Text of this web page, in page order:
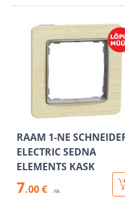
RAAM 1-NE
ELECTRIC SEDNA
ELEMENTS KASK
7.00 € /tk